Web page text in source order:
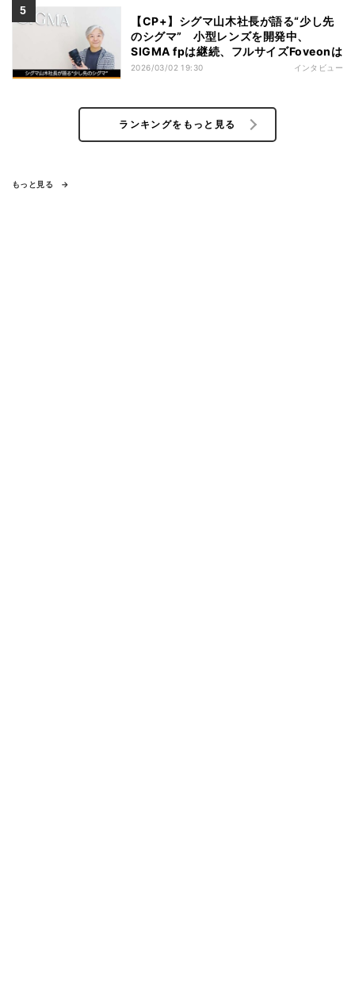
【CP+】シグマ山木社長が語る“少し先
のシグマ” 小型レンズを開発中、
SIGMA fpは継続、フルサイズFoveonは
2026/03/02 19:30 インタビュー
ランキングをもっと見る
もっと見る